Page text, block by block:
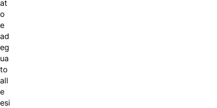
at
o
e
ad
eg
ua
to
all
e
esi